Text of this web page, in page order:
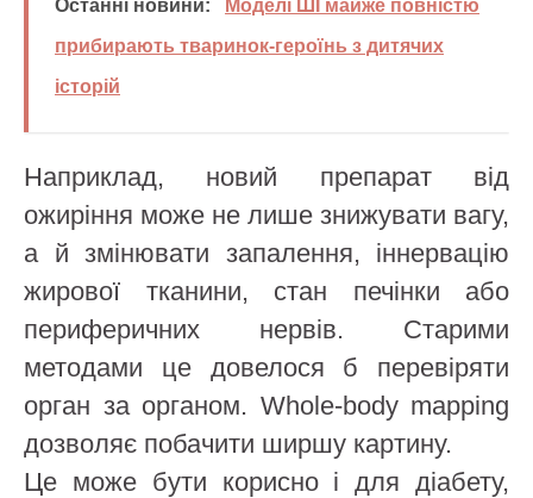
Останні новини:
Моделі ШІ майже повністю
прибирають тваринок-героїнь з дитячих
історій
Наприклад, новий препарат від
ожиріння може не лише знижувати вагу,
а й змінювати запалення, іннервацію
жирової тканини, стан печінки або
периферичних нервів. Старими
методами це довелося б перевіряти
орган за органом. Whole-body mapping
дозволяє побачити ширшу картину.
Це може бути корисно і для діабету,